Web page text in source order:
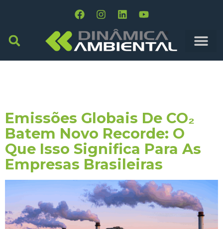
Emissões Globais De CO₂
Batem Novo Recorde: O
Que Isso Significa Para As
Empresas Brasileiras